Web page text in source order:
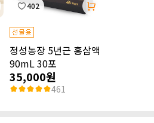
402
정성농장 5년근 홍삼액
90mL 30포
35,000원
461